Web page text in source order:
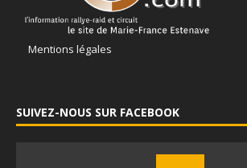
Mentions légales
SUIVEZ-NOUS SUR FACEBOOK